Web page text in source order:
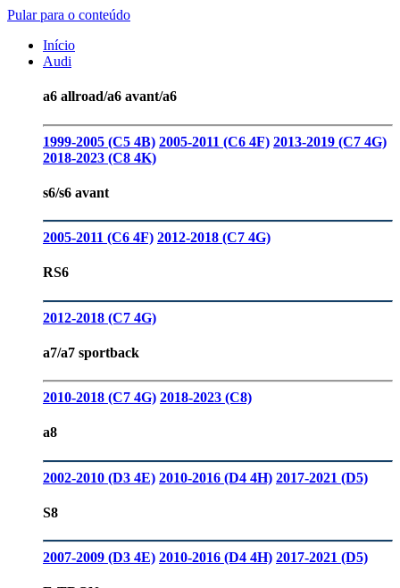
Pular para o conteúdo
Início
Audi
a6 allroad/a6 avant/a6
1999-2005 (C5 4B) 2005-2011 (C6 4F) 2013-2019 (C7 4G)
2018-2023 (C8 4K)
s6/s6 avant
2005-2011 (C6 4F) 2012-2018 (C7 4G)
RS6
2012-2018 (C7 4G)
a7/a7 sportback
2010-2018 (C7 4G) 2018-2023 (C8)
a8
2002-2010 (D3 4E) 2010-2016 (D4 4H) 2017-2021 (D5)
S8
2007-2009 (D3 4E) 2010-2016 (D4 4H) 2017-2021 (D5)